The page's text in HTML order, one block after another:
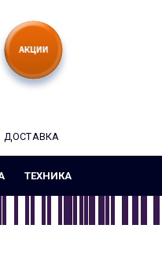
ДОСТАВКА
ТЕХНИКА